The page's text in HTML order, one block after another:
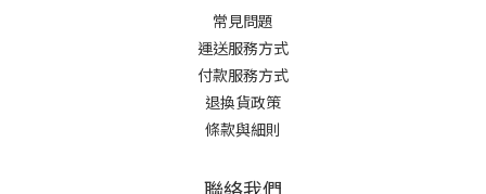
常見問題
運送服務方式
付款服務方式
退換貨政策
條款與細則